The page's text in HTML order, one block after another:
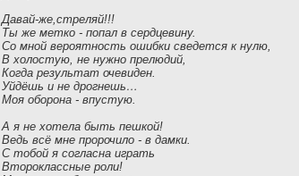
Давай-же,стреляй!!!
Ты же метко - попал в сердцевину.
Со мной вероятность ошибки сведется к нулю,
В холостую, не нужно прелюдий,
Когда результат очевиден.
Уйдёшь и не дрогнешь…
Моя оборона - впустую.
А я не хотела быть пешкой!
Ведь всё мне пророчило - в дамки.
С тобой я согласна играть
Второклассные роли!